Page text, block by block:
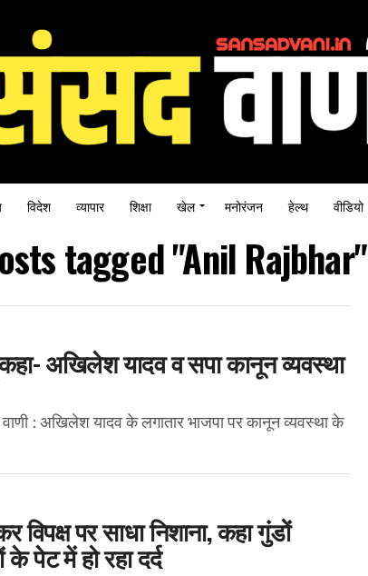
विदेश व्यापार शिक्षा खेल मनोरंजन हेल्थ वीडियो
tagged "Anil Rajbhar"
अखिलेश यादव व सपा कानून व्यवस्था
: अखिलेश यादव के लगातार भाजपा पर कानून व्यवस्था के
पर साधा निशाना, कहा गुंडों
पेट में हो रहा दर्द